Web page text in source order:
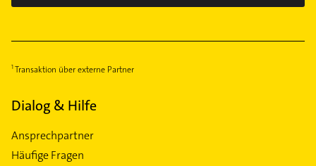
Transaktion über externe Partner
Dialog & Hilfe
Ansprechpartner
Häufige Fragen